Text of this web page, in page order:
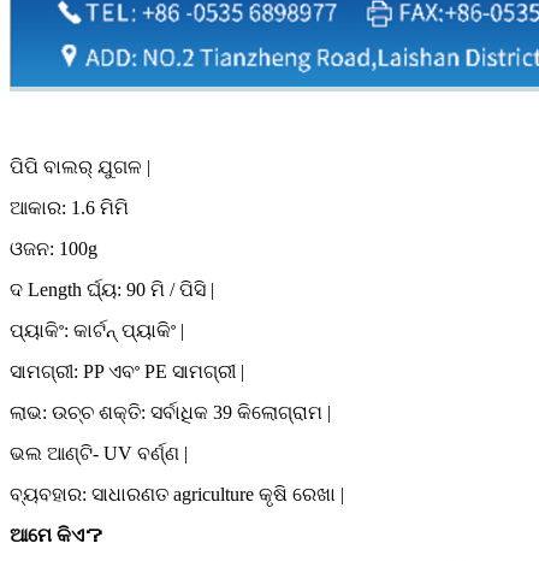
ପିପି ବାଲର୍ ଯୁଗଳ |
ଆକାର: 1.6 ମିମି
ଓଜନ: 100g
ଦ Length ର୍ଘ୍ୟ: 90 ମି / ପିସି |
ପ୍ୟାକିଂ: କାର୍ଟନ୍ ପ୍ୟାକିଂ |
ସାମଗ୍ରୀ: PP ଏବଂ PE ସାମଗ୍ରୀ |
ଲାଭ: ଉଚ୍ଚ ଶକ୍ତି: ସର୍ବାଧିକ 39 କିଲୋଗ୍ରାମ |
ଭଲ ଆଣ୍ଟି- UV ବର୍ଣ୍ଣ |
ବ୍ୟବହାର: ସାଧାରଣତ agriculture କୃଷି ରେଖା |
ଆମେ କିଏ？